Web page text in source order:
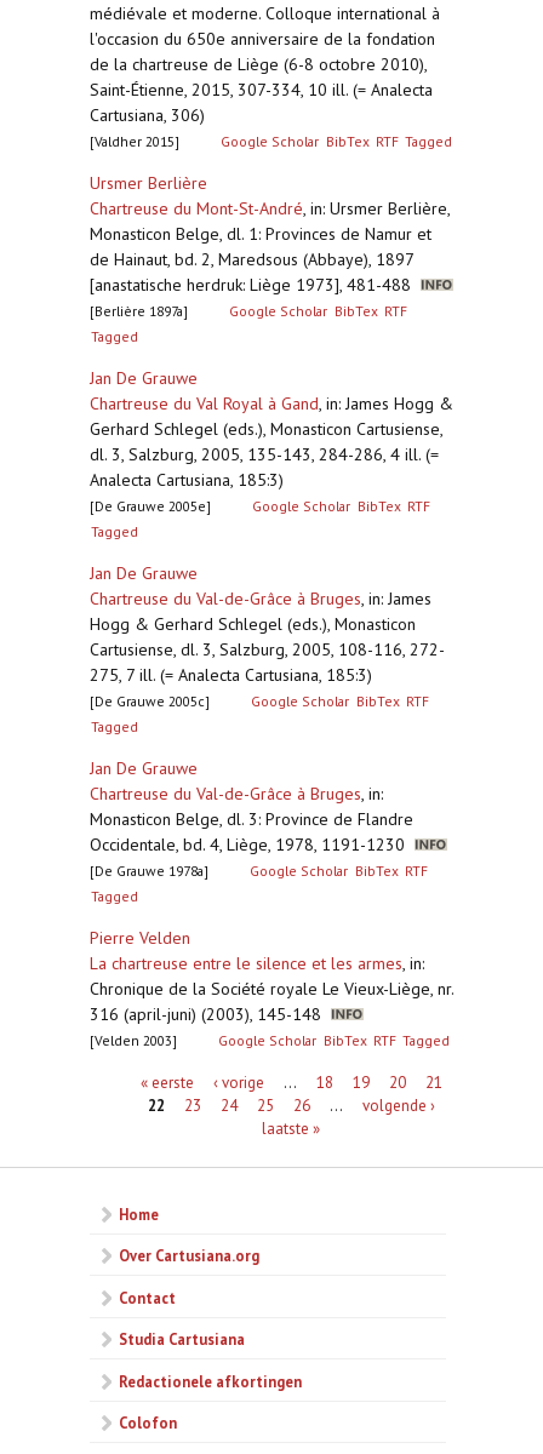
médiévale et moderne. Colloque international à
l'occasion du 650e anniversaire de la fondation
de la chartreuse de Liège (6-8 octobre 2010),
Saint-Étienne, 2015, 307-334, 10 ill. (= Analecta
Cartusiana, 306)
[Valdher 2015] Google Scholar BibTex RTF Tagged
Ursmer Berlière
Chartreuse du Mont-St-André, in: Ursmer Berlière,
Monasticon Belge, dl. 1: Provinces de Namur et
de Hainaut, bd. 2, Maredsous (Abbaye), 1897
[anastatische herdruk: Liège 1973], 481-488
[Berlière 1897a] Google Scholar BibTex RTF
Tagged
Jan De Grauwe
Chartreuse du Val Royal à Gand, in: James Hogg &
Gerhard Schlegel (eds.), Monasticon Cartusiense,
dl. 3, Salzburg, 2005, 135-143, 284-286, 4 ill. (=
Analecta Cartusiana, 185:3)
[De Grauwe 2005e] Google Scholar BibTex RTF
Tagged
Jan De Grauwe
Chartreuse du Val-de-Grâce à Bruges, in: James
Hogg & Gerhard Schlegel (eds.), Monasticon
Cartusiense, dl. 3, Salzburg, 2005, 108-116, 272-
275, 7 ill. (= Analecta Cartusiana, 185:3)
[De Grauwe 2005c] Google Scholar BibTex RTF
Tagged
Jan De Grauwe
Chartreuse du Val-de-Grâce à Bruges, in:
Monasticon Belge, dl. 3: Province de Flandre
Occidentale, bd. 4, Liège, 1978, 1191-1230
[De Grauwe 1978a] Google Scholar BibTex RTF
Tagged
Pierre Velden
La chartreuse entre le silence et les armes, in:
Chronique de la Société royale Le Vieux-Liège, nr.
316 (april-juni) (2003), 145-148
[Velden 2003] Google Scholar BibTex RTF Tagged
Pagina's« eerste ‹ vorige … 18 19 20
21
22
23 24 25 26 …
volgende ›
laatste »
Home
Over Cartusiana.org
Contact
Studia Cartusiana
Redactionele afkortingen
Colofon